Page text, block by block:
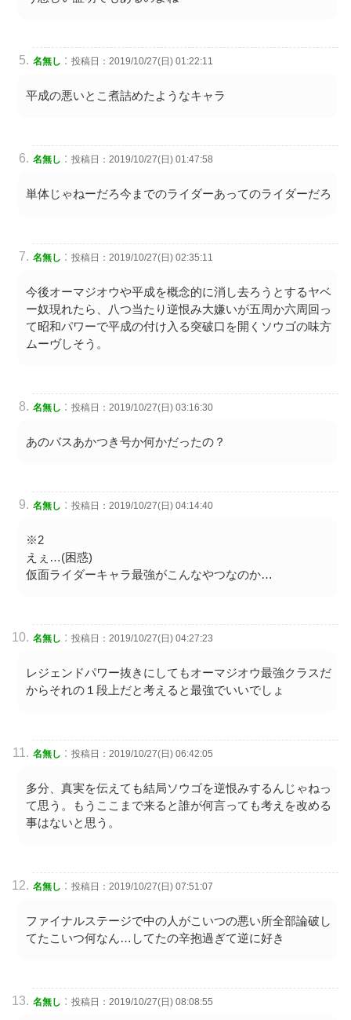
名無し : 投稿日：2019/10/27(日) 01:22:11
平成の悪いとこ煮詰めたようなキャラ
名無し : 投稿日：2019/10/27(日) 01:47:58
単体じゃねーだろ今までのライダーあってのライダーだろ
名無し : 投稿日：2019/10/27(日) 02:35:11
今後オーマジオウや平成を概念的に消し去ろうとするヤベ
ー奴現れたら、八つ当たり逆恨み大嫌いが五周か六周回っ
て昭和パワーで平成の付け入る突破口を開くソウゴの味方
ムーヴしそう。
名無し : 投稿日：2019/10/27(日) 03:16:30
あのバスあかつき号か何かだったの？
名無し : 投稿日：2019/10/27(日) 04:14:40
※2
えぇ…(困惑)
仮面ライダーキャラ最強がこんなやつなのか…
名無し : 投稿日：2019/10/27(日) 04:27:23
レジェンドパワー抜きにしてもオーマジオウ最強クラスだ
からそれの１段上だと考えると最強でいいでしょ
名無し : 投稿日：2019/10/27(日) 06:42:05
多分、真実を伝えても結局ソウゴを逆恨みするんじゃねっ
て思う。もうここまで来ると誰が何言っても考えを改める
事はないと思う。
名無し : 投稿日：2019/10/27(日) 07:51:07
ファイナルステージで中の人がこいつの悪い所全部論破し
てたこいつ何なん…してたの辛抱過ぎて逆に好き
名無し : 投稿日：2019/10/27(日) 08:08:55